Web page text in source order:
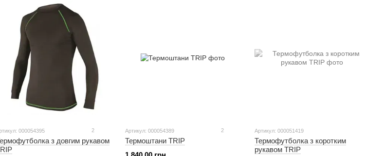
000054395 2
з довгим рукавом
Артикул: 000054389 2
Термоштани TRIP
Артикул: 000051419
Термофутболка з коротким
рукавом TRIP